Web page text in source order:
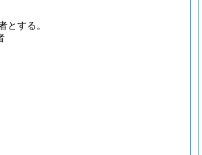
とする。